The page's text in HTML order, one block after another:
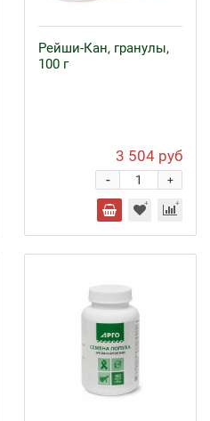
Рейши-Кан, гранулы,
100 г
3 504 руб
+
-